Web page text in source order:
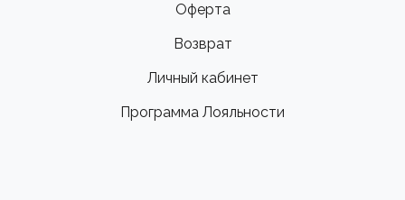
Оферта
Возврат
Личный кабинет
Программа Лояльности